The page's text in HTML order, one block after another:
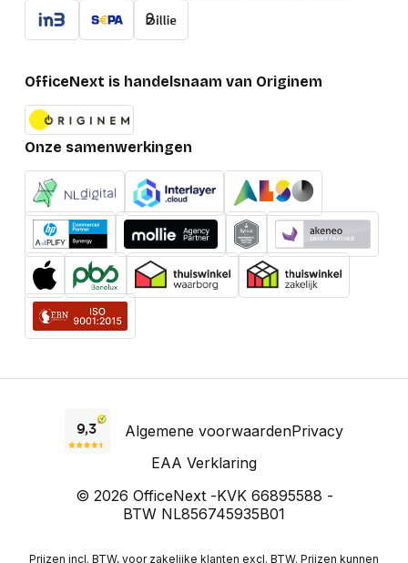
OfficeNext is handelsnaam van Originem
Onze samenwerkingen
Algemene voorwaardenPrivacy
EAA Verklaring
© 2026 OfficeNext -KVK 66895588 -
BTW NL856745935B01
Prijzen incl. BTW, voor zakelijke klanten excl. BTW. Prijzen kunnen